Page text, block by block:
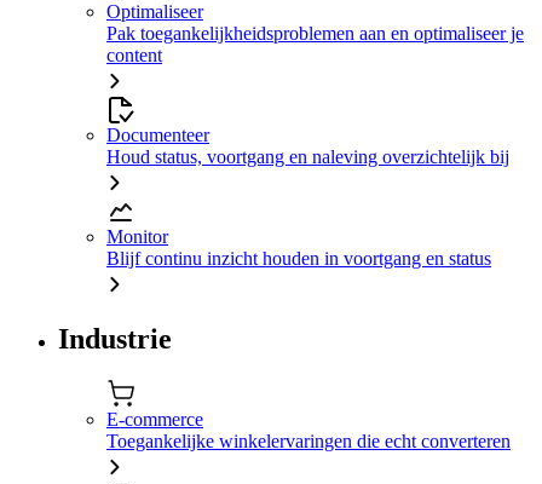
Optimaliseer
Pak toegankelijkheidsproblemen aan en optimaliseer je
content
Documenteer
Houd status, voortgang en naleving overzichtelijk bij
Monitor
Blijf continu inzicht houden in voortgang en status
Industrie
E-commerce
Toegankelijke winkelervaringen die echt converteren